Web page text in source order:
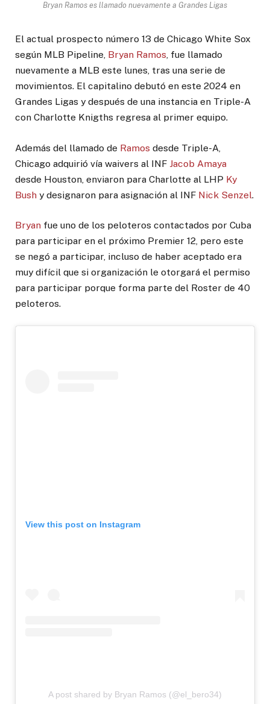
Bryan Ramos es llamado nuevamente a Grandes Ligas
El actual prospecto número 13 de Chicago White Sox
según MLB Pipeline, Bryan Ramos, fue llamado
nuevamente a MLB este lunes, tras una serie de
movimientos. El capitalino debutó en este 2024 en
Grandes Ligas y después de una instancia en Triple-A
con Charlotte Knigths regresa al primer equipo.
Además del llamado de Ramos desde Triple-A,
Chicago adquirió vía waivers al INF Jacob Amaya
desde Houston, enviaron para Charlotte al LHP Ky
Bush y designaron para asignación al INF Nick Senzel.
Bryan fue uno de los peloteros contactados por Cuba
para participar en el próximo Premier 12, pero este
se negó a participar, incluso de haber aceptado era
muy difícil que si organización le otorgará el permiso
para participar porque forma parte del Roster de 40
peloteros.
View this post on Instagram
A post shared by Bryan Ramos (@el_bero34)